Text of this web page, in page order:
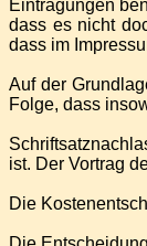
Eintragungen
dass es nicht
dass im
Auf der
Folge, dass
ist. Der Vortrag
Die